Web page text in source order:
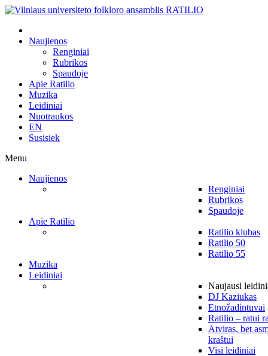
Naujienos
Renginiai
Rubrikos
Spaudoje
Apie Ratilio
Muzika
Leidiniai
Nuotraukos
EN
Susisiek
Menu
Naujienos
Renginiai
Rubrikos
Spaudoje
Apie Ratilio
Ratilio klubas
Ratilio 50
Ratilio 55
Muzika
Leidiniai
Naujausi
DJ Kaziukas
Etnožadintuvai
Ratilio – ratui
Atviras, bet
kraštui
Visi leidiniai